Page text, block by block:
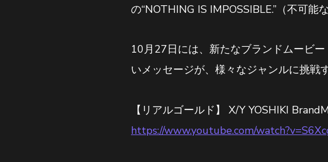
の“NOTHING IS IMPOSSIBLE.”（不可能
10月27日には、新たなブランドムービ
いメッセージが、様々なジャンルに挑戦
【リアルゴールド】 X/Y YOSHIKI
https://www.youtube.com/